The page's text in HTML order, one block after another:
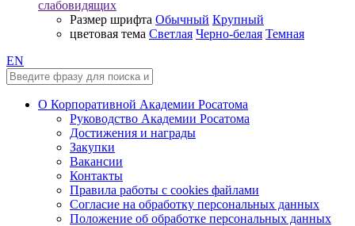
слабовидящих
Размер шрифта Обычный Крупный
цветовая тема Светлая Черно-белая Темная
EN
О Корпоративной Академии Росатома
Руководство Академии Росатома
Достижения и награды
Закупки
Вакансии
Контакты
Правила работы с cookies файлами
Согласие на обработку персональных данных
Положение об обработке персональных данных